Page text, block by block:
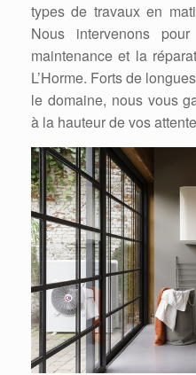
types de travaux en
Nous intervenons
maintenance et la
L’Horme. Forts de
le domaine, nous vous
à la hauteur de vos